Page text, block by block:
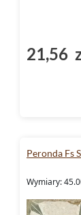
21,56
Peronda Fs
Wymiary: